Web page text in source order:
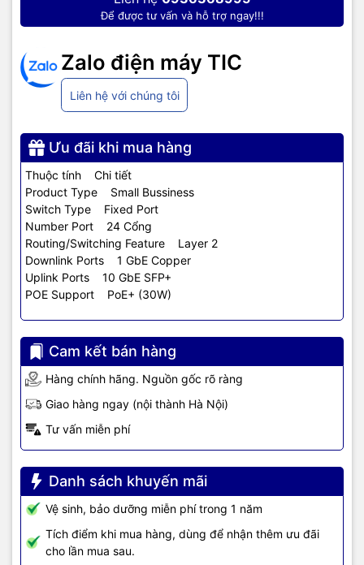
Để được tư vấn và hỗ trợ ngay!!!
Zalo điện máy TIC
Liên hệ với chúng tôi
Ưu đãi khi mua hàng
Thuộc tính Chi tiết
Product Type Small Bussiness
Switch Type Fixed Port
Number Port 24 Cổng
Routing/Switching Feature Layer 2
Downlink Ports 1 GbE Copper
Uplink Ports 10 GbE SFP+
POE Support PoE+ (30W)
Cam kết bán hàng
Hàng chính hãng. Nguồn gốc rõ ràng
Giao hàng ngay (nội thành Hà Nội)
Tư vấn miễn phí
Danh sách khuyến mãi
Vệ sinh, bảo dưỡng miễn phí trong 1 năm
Tích điểm khi mua hàng, dùng để nhận thêm ưu đãi
cho lần mua sau.
100 – 240V 50 – 60Hz
Độ ẩm hoạt động 10% – 90%
tại Việt Nam. Chúng tôi chuyên cung cấp đa dạng sản phẩm:
,Máy tính PC ,Máy chủ - Server